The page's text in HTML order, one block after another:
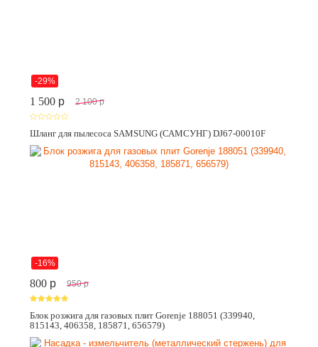
-29%
1 500 p 2 100 p
Шланг для пылесоса SAMSUNG (САМСУНГ) DJ67-00010F
-16%
800 p 950 p
Блок розжига для газовых плит Gorenje 188051 (339940,
815143, 406358, 185871, 656579)